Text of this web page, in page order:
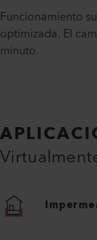
Funcionamiento
optimizada. El
minuto.